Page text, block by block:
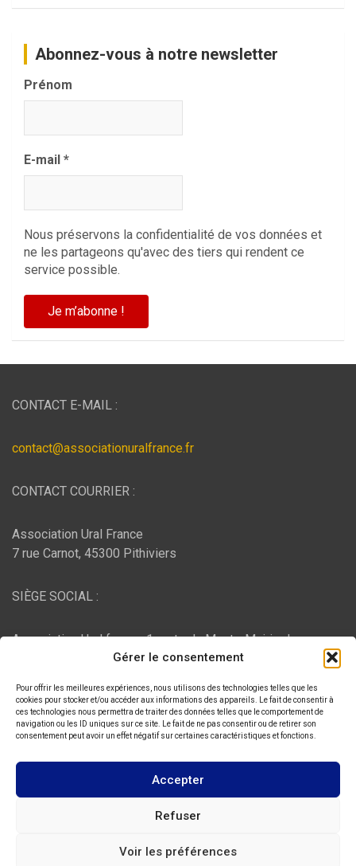
Gérer le consentement
Pour offrir les meilleures expériences, nous utilisons des technologies telles que les
cookies pour stocker et/ou accéder aux informations des appareils. Le fait de consentir à
ces technologies nous permettra de traiter des données telles que le comportement de
navigation ou les ID uniques sur ce site. Le fait de ne pas consentir ou de retirer son
consentement peut avoir un effet négatif sur certaines caractéristiques et fonctions.
Accepter
Refuser
Voir les préférences
Abonnez-vous à notre newsletter
Prénom
E-mail *
Nous préservons la confidentialité de vos données et
ne les partageons qu'avec des tiers qui rendent ce
service possible.
CONTACT E-MAIL :
contact@associationuralfrance.fr
CONTACT COURRIER :
Association Ural France
7 rue Carnot, 45300 Pithiviers
SIÈGE SOCIAL :
Association Ural france, 1 route du Mont - Mairie de
Bujaleuf, 87460 Bujaleuf
HÉBERGEMENT :
, Chemin des Pardiaux, 63000 Clermont-Ferrand
ASSOCIATION URAL FRANCE
Fièrement propulsé par :